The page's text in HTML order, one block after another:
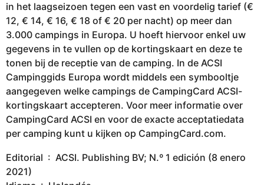
in het laagseizoen tegen een vast en voordelig tarief (€
12, € 14, € 16, € 18 of € 20 per nacht) op meer dan
3.000 campings in Europa. U hoeft hiervoor enkel uw
gegevens in te vullen op de kortingskaart en deze te
tonen bij de receptie van de camping. In de ACSI
Campinggids Europa wordt middels een symbooltje
aangegeven welke campings de CampingCard ACSI-
kortingskaart accepteren. Voor meer informatie over
CampingCard ACSI en voor de exacte acceptatiedata
per camping kunt u kijken op CampingCard.com.
Editorial ‏ : ‎ ACSI. Publishing BV; N.º 1 edición (8 enero
2021)